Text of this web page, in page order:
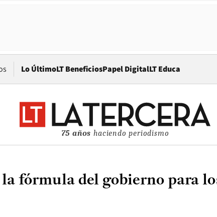
Lo ÚltimoLT BeneficiosPapel DigitalOpens in new
LT Educa
75 años haciendo periodismo
fórmula del gobierno para